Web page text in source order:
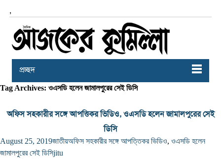
,
প্রচ্ছদ
Tag Archives: ওএসডি হলেন জামালপুরের সেই ডিসি
অফিস সহকারীর সঙ্গে আপত্তিকর ভিডিও, ওএসডি হলেন জামালপুরের সেই
ডিসি
August 25, 2019জাতীয়অফিস সহকারীর সঙ্গে আপত্তিকর ভিডিও, ওএসডি হলেন
জামালপুরের সেই ডিসিjitu